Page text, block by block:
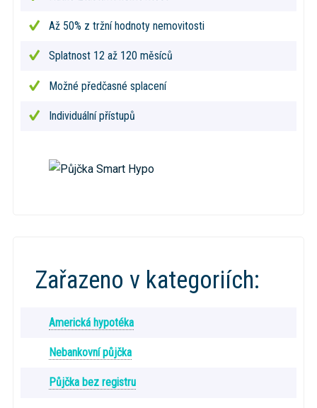
Až 50% z tržní hodnoty nemovitosti
Splatnost 12 až 120 měsíců
Možné předčasné splacení
Individuální přístupů
Zařazeno v kategoriích:
Americká hypotéka
Nebankovní půjčka
Půjčka bez registru